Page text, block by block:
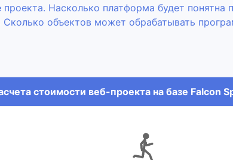
Насколько платформа будет понятна
объектов может обрабатывать
стоимости веб-проекта на базе Falcon